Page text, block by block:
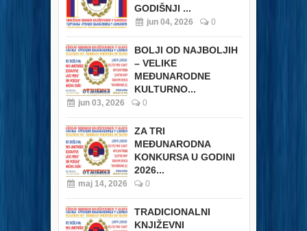
GODIŠNJI ...
jun 04, 2026 0
BOLJI OD NAJBOLJIH
– VELIKE
MEĐUNARODNE
KULTURNO...
jun 03, 2026 0
ZA TRI
MEĐUNARODNA
KONKURSA U GODINI
2026...
maj 14, 2026 0
TRADICIONALNI
KNJIŽEVNI